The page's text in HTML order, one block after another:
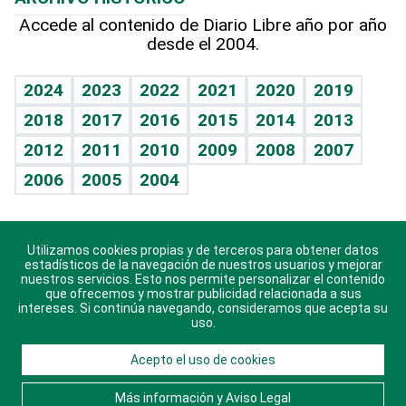
Hablando con el pediatra
Vida y familia
Eñe
Celebrando la vida
Sin complejos
En pocas palabras
Escuchando al corazón
Economía Personal
TBT Deportivo
Más firmas
Hecho en casa
Guía del dinero
Cumpleaños
Horóscopos
Crucigramas
Accede al contenido de Diario Libre año por año
desde el 2004.
2024 2023 2022 2021 2020
2019
2018
2017 2016 2015 2014
2013
2012
2011 2010 2009 2008
2007
2006
2005 2004
Descarga nuestras aplicaciones para Android, iOS y
sistema Huawei.
© 2021 Diario Libre, todos los derechos reservados.
Consulta elAviso Legal. Ponte en Contacto
Utilizamos cookies propias y de terceros para obtener datos
estadísticos de la navegación de nuestros usuarios y mejorar
nuestros servicios. Esto nos permite personalizar el contenido
que ofrecemos y mostrar publicidad relacionada a sus
intereses. Si continúa navegando, consideramos que acepta su
uso.
Acepto el uso de cookies
Más información y Aviso Legal